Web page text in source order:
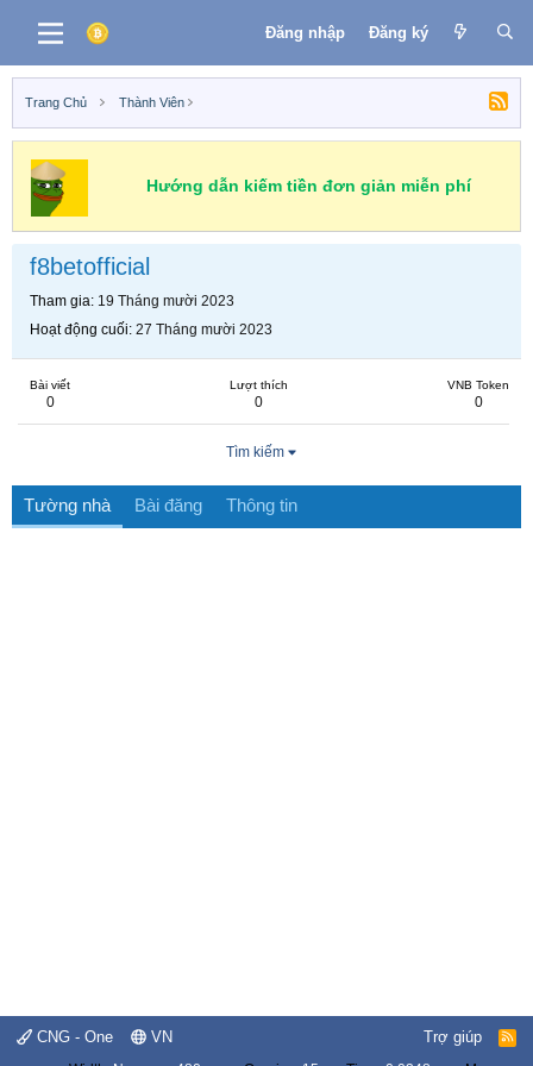
Đăng nhập Đăng ký
Trang Chủ Thành Viên
Hướng dẫn kiếm tiền đơn giản miễn phí
f8betofficial
Tham gia 19 Tháng mười 2023
Hoạt động cuối 27 Tháng mười 2023
Bài viết
0
Lượt thích
0
VNB Token
0
Tìm kiếm
Tường nhà Bài đăng Thông tin
CNG - One VN Trợ giúp
R